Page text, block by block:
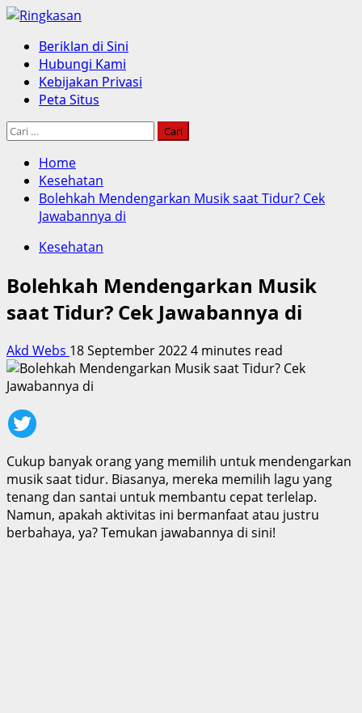
Skip
content
Primary
Menu
Beriklan di Sini
Hubungi Kami
Kebijakan Privasi
Peta Situs
Cari
Home
Kesehatan
Bolehkah Mendengarkan Musik saat Tidur? Cek
Jawabannya di
Kesehatan
Bolehkah Mendengarkan Musik
saat Tidur? Cek Jawabannya di
Akd Webs 18 September 20224 minutes read
Cukup banyak orang yang memilih untuk mendengarkan
musik saat tidur. Biasanya, mereka memilih lagu yang
tenang dan santai untuk membantu cepat terlelap.
Namun, apakah aktivitas ini bermanfaat atau justru
berbahaya, ya? Temukan jawabannya di sini!